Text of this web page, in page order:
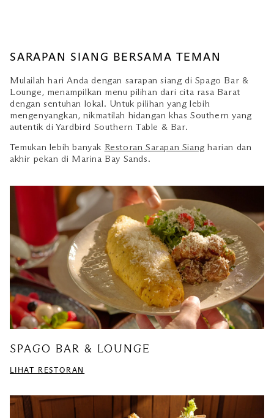
SARAPAN SIANG BERSAMA TEMAN
Mulailah hari Anda dengan sarapan siang di Spago Bar &
Lounge, menampilkan menu pilihan dari cita rasa Barat
dengan sentuhan lokal. Untuk pilihan yang lebih
mengenyangkan, nikmatilah hidangan khas Southern yang
autentik di Yardbird Southern Table & Bar.
Temukan lebih banyak Restoran Sarapan Siang harian dan
akhir pekan di Marina Bay Sands.
SPAGO BAR & LOUNGE
LIHAT RESTORAN